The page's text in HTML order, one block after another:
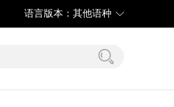
语言版本：其他语种